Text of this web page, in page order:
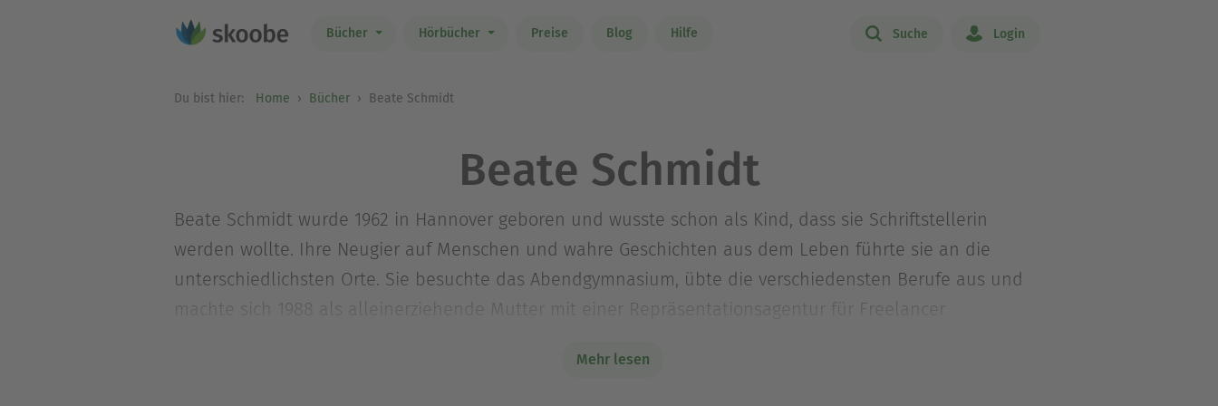
Bücher Hörbücher Preise Blog Hilfe Suche Login
Du bist hier: Home Bücher Beate Schmidt
Beate Schmidt
Beate Schmidt wurde 1962 in Hannover geboren und wusste schon als Kind, dass sie Schriftstellerin
werden wollte. Ihre Neugier auf Menschen und wahre Geschichten aus dem Leben führte sie an die
unterschiedlichsten Orte. Sie besuchte das Abendgymnasium, übte die verschiedensten Berufe aus und
machte sich 1988 als alleinerziehende Mutter mit einer Repräsentationsagentur für Freelancer
tauchte sie in der Finanzwelt ein, arbeitete als Verkaufsausbilderin und Motivationstrainerin für
Mehr lesen